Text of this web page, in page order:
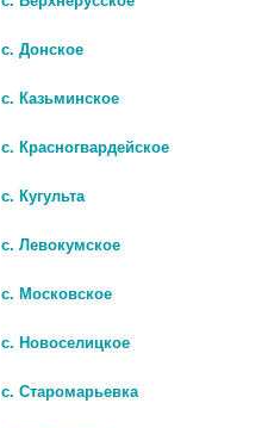
с. Донское
с. Казьминское
с. Красногвардейское
с. Кугульта
с. Левокумское
с. Московское
с. Новоселицкое
с. Старомарьевка